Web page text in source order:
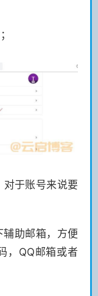
对于账号来说要
助邮箱，方便
，QQ邮箱或者